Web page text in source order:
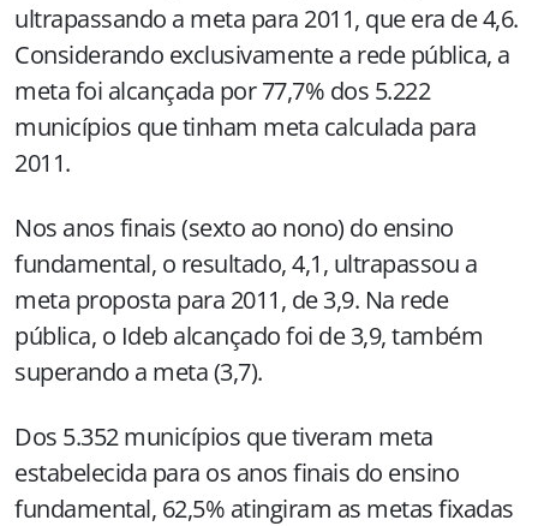
ultrapassando a meta para 2011, que era de 4,6.
Considerando exclusivamente a rede pública, a
meta foi alcançada por 77,7% dos 5.222
municípios que tinham meta calculada para
2011.
Nos anos finais (sexto ao nono) do ensino
fundamental, o resultado, 4,1, ultrapassou a
meta proposta para 2011, de 3,9. Na rede
pública, o Ideb alcançado foi de 3,9, também
superando a meta (3,7).
Dos 5.352 municípios que tiveram meta
estabelecida para os anos finais do ensino
fundamental, 62,5% atingiram as metas fixadas